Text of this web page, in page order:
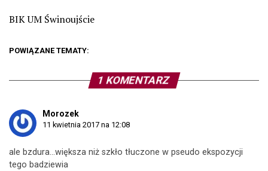
BIK UM Świnoujście
POWIĄZANE TEMATY:
1 KOMENTARZ
Morozek
11 kwietnia 2017 na 12:08
ale bzdura…większa niż szkło tłuczone w pseudo ekspozycji
tego badziewia